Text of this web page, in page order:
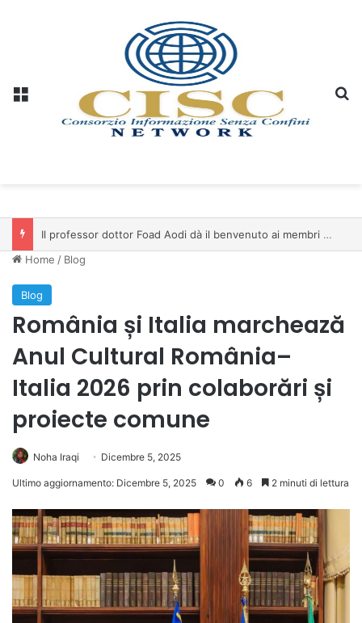
Il professor dottor Foad Aodi dà il benvenuto ai membri del Comitato per le Scienze delle Piramidi e le Scienze Archeologiche…
Home / Blog
Blog
România și Italia marchează
Anul Cultural România–
Italia 2026 prin colaborări și
proiecte comune
Noha Iraqi Dicembre 5, 2025
Ultimo aggiornamento: Dicembre 5, 2025 0 6 2 minuti di lettura